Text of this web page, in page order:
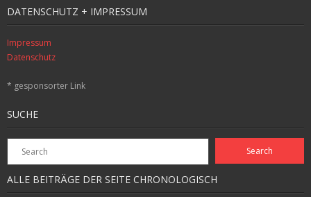
DATENSCHUTZ + IMPRESSUM
Impressum
Datenschutz
* gesponsorter Link
SUCHE
ALLE BEITRÄGE DER SEITE CHRONOLOGISCH